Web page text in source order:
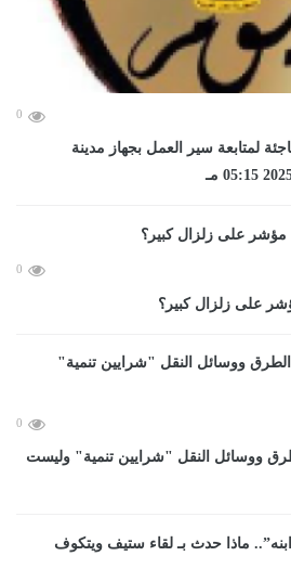
0
لمتابعة سير العمل بجهاز مدينة
0
على زلزال كبير؟
0
ووسائل النقل "شرايين تنمية" وليست